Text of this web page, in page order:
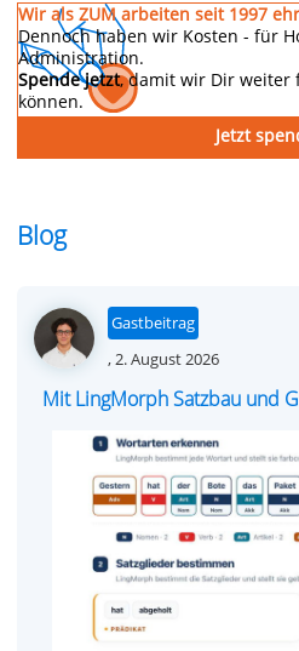
Wir als ZUM arbeiten seit 1997
Dennoch haben wir Kosten - für
Administration.
Spende jetzt, damit wir Dir weiter
können.
Jetzt
Blog
Gastbeitrag
,Posted
on
2. August 2026
Mit LingMorph Satzbau und